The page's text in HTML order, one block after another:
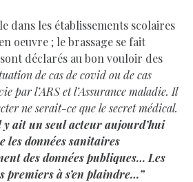
dans les établissements scolaires
oeuvre ; le brassage se fait
déclarés au bon vouloir des
de cas de covid ou de cas
par l’ARS et l’Assurance maladie. Il
ne serait-ce que le secret médical.
y ait un seul acteur aujourd’hui
les données sanitaires
des données publiques… Les
premiers à s’en plaindre…”